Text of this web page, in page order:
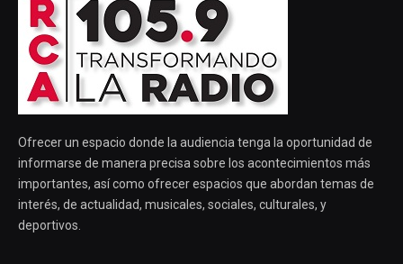
Ofrecer un espacio donde la audiencia tenga la oportunidad de
informarse de manera precisa sobre los acontecimientos más
importantes, así como ofrecer espacios que abordan temas de
interés, de actualidad, musicales, sociales, culturales, y
deportivos.